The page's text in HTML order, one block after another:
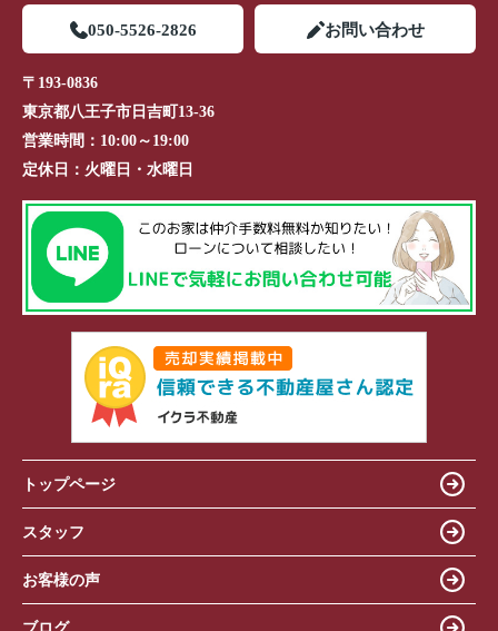
050-5526-2826 お問い合わせ
〒193-0836
東京都八王子市日吉町13-36
営業時間： 10:00～19:00
定休日： 火曜日・水曜日
トップページ
スタッフ
お客様の声